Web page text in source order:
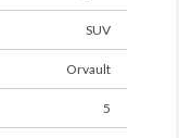
SUV
Orvault
5